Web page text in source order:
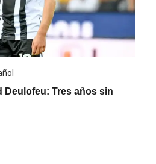
Deulofeu: Tres años sin